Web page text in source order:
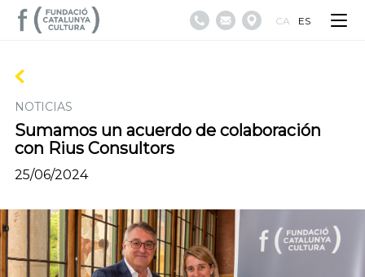
CA ES
NOTICIAS
Sumamos un acuerdo de colaboración
con Rius Consultors
25/06/2024